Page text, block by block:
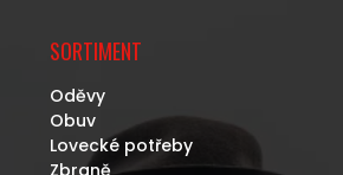
SORTIMENT
Oděvy
Obuv
Lovecké potřeby